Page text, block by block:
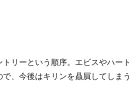
リーという順序。エビスやハート
で、今後はキリンを贔屓してしまう